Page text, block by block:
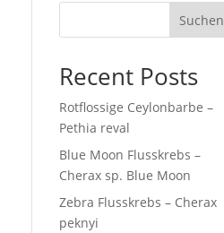
Suchen
Recent Posts
Rotflossige Ceylonbarbe –
Pethia reval
Blue Moon Flusskrebs –
Cherax sp. Blue Moon
Zebra Flusskrebs – Cherax
peknyi